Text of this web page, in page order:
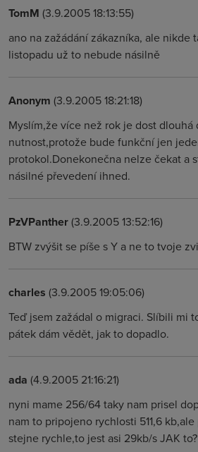
TomM (3.9.2005 18:13:55)
ano na zažádání zákazníka, ale nikde
listopadu už to nebude násilně
Anonym (3.9.2005 18:21:18)
Myslím,že více než rok je dost dlouhá
nutnost,protože bude funkční jen
protokol.Donekonečna nelze čekat a
násilné převedení ihned.
PzVPanther(3.9.2005 13:52:16)
BTW zvýšit se píše s Y a ne to tvoje
charles (3.9.2005 19:05:06)
Teď jsem zažádal o migraci. Slíbili mi
pátek dám vědět, jak to dopadlo.
ada (4.9.2005 21:16:21)
nyni mame 256/64 taky nam prisel
nam to pripojeno rychlosti 511,6
stejne rychle,to jest asi 29kb/s JAK to?